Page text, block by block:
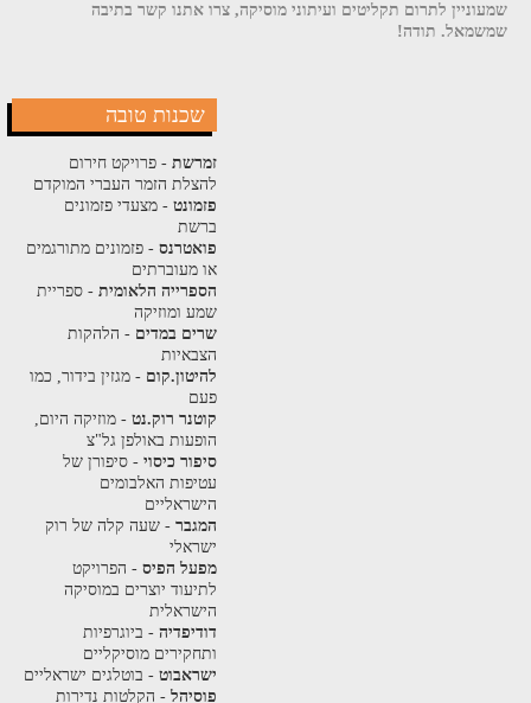
שמעוניין לתרום תקליטים ועיתוני מוסיקה, צרו אתנו קשר בתיבה
שמשמאל. תודה!
שכנות טובה
זמרשת- פרויקט חירום
להצלת הזמר העברי המוקדם
פזמונט- מצעדי פזמונים
ברשת
פואטרנס- פזמונים מתורגמים
או מעוברתים
הספרייה הלאומית- ספריית
שמע ומוזיקה
שרים במדים - הלהקות
הצבאיות
להיטון.קום - מגזין בידור, כמו
פעם
קוטנר רוק.נט- מוזיקה היום,
הופעות באולפן גל"צ
סיפור כיסוי- סיפורן של
עטיפות האלבומים
הישראליים
המגבר- שעה קלה של רוק
ישראלי
מפעל הפיס- הפרויקט
לתיעוד יוצרים במוסיקה
הישראלית
דודיפדיה- ביוגרפיות
ותחקירים מוסיקליים
ישראבוט- בוטלגים ישראליים
פוסיהל- הקלטות נדירות